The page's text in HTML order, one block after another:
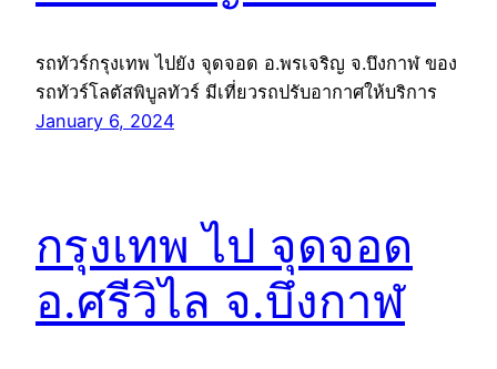
รถทัวร์กรุงเทพ ไปยัง จุดจอด อ.พรเจริญ จ.บึงกาฬ ของ
รถทัวร์โลตัสพิบูลทัวร์ มีเที่ยวรถปรับอากาศให้บริการ
January 6, 2024
กรุงเทพ ไป จุดจอด
อ.ศรีวิไล จ.บึงกาฬ